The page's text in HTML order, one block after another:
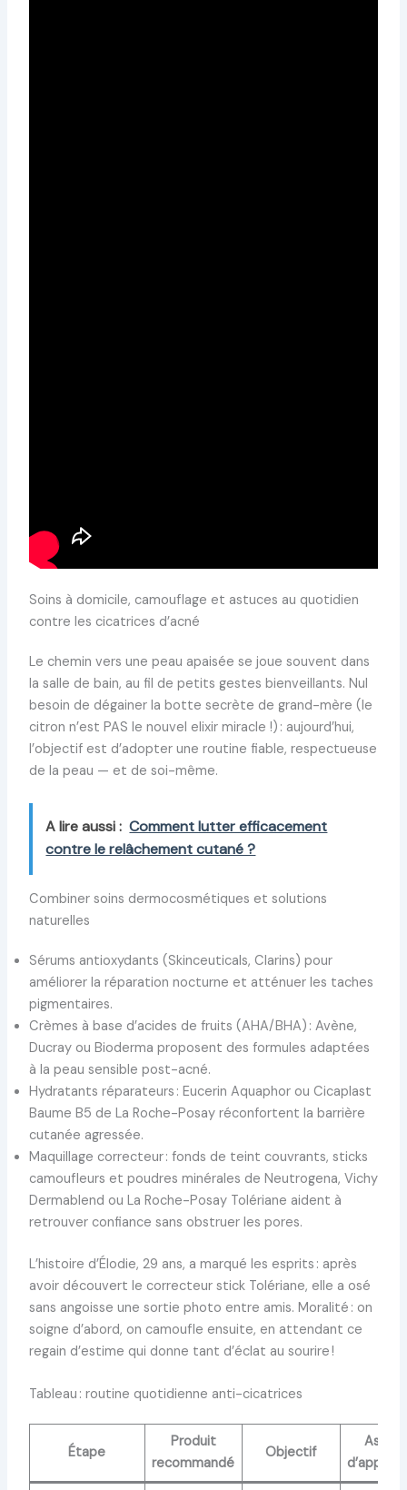
Soins à domicile, camouflage et astuces au quotidien
contre les cicatrices d’acné
Le chemin vers une peau apaisée se joue souvent dans
la salle de bain, au fil de petits gestes bienveillants. Nul
besoin de dégainer la botte secrète de grand-mère (le
citron n’est PAS le nouvel elixir miracle !) : aujourd’hui,
l’objectif est d’adopter une routine fiable, respectueuse
de la peau — et de soi-même.
A lire aussi : Comment lutter efficacement
contre le relâchement cutané ?
Combiner soins dermocosmétiques et solutions
naturelles
Sérums antioxydants (Skinceuticals, Clarins) pour
améliorer la réparation nocturne et atténuer les taches
pigmentaires.
Crèmes à base d’acides de fruits (AHA/BHA) : Avène,
Ducray ou Bioderma proposent des formules adaptées
à la peau sensible post-acné.
Hydratants réparateurs : Eucerin Aquaphor ou Cicaplast
Baume B5 de La Roche-Posay réconfortent la barrière
cutanée agressée.
Maquillage correcteur : fonds de teint couvrants, sticks
camoufleurs et poudres minérales de Neutrogena, Vichy
Dermablend ou La Roche-Posay Tolériane aident à
retrouver confiance sans obstruer les pores.
L’histoire d’Élodie, 29 ans, a marqué les esprits : après
avoir découvert le correcteur stick Tolériane, elle a osé
sans angoisse une sortie photo entre amis. Moralité : on
soigne d’abord, on camoufle ensuite, en attendant ce
regain d’estime qui donne tant d’éclat au sourire !
Tableau : routine quotidienne anti-cicatrices
Étape
Produit
recommandé
Objectif